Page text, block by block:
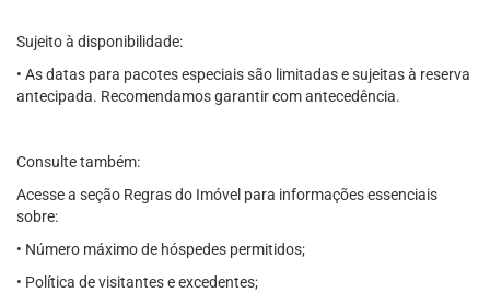
Sujeito à disponibilidade:
• As datas para pacotes especiais são limitadas e sujeitas à reserva
antecipada. Recomendamos garantir com antecedência.
Consulte também:
Acesse a seção Regras do Imóvel para informações essenciais
sobre:
• Número máximo de hóspedes permitidos;
• Política de visitantes e excedentes;